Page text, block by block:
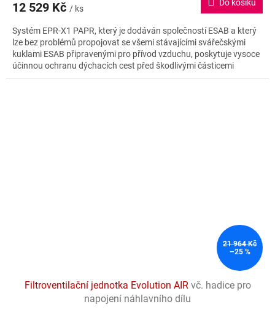
A
je
z
5
hvězdiček.
12 529 Kč / ks
Do košíku
Systém EPR-X1 PAPR, který je dodáván společností ESAB a který
lze bez problémů propojovat se všemi stávajícími svářečskými
kuklami ESAB připravenými pro přívod vzduchu, poskytuje vysoce
účinnou ochranu dýchacích cest před škodlivými částicemi
obsaženými ve výparech vznikajících při svařování.
21 964 Kč
–25 %
Filtroventilační jednotka Evolution AIR vč. hadice pro
napojení náhlavního dílu